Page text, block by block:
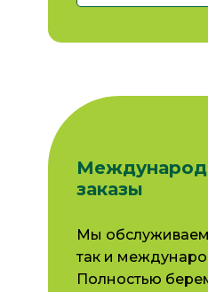
заказы
Мы
так и
Полностью